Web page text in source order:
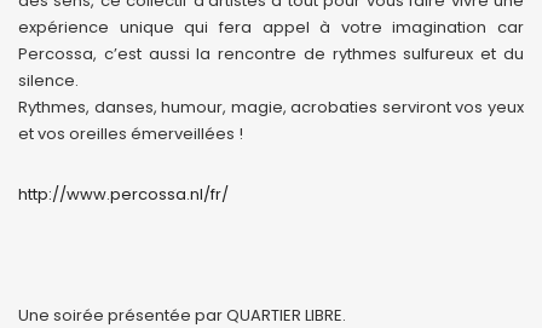
expérience unique qui fera appel à votre imagination car
Percossa, c’est aussi la rencontre de rythmes sulfureux et du
silence.
Rythmes, danses, humour, magie, acrobaties serviront vos yeux
et vos oreilles émerveillées !
http://www.percossa.nl/fr/
Une soirée présentée par QUARTIER LIBRE.